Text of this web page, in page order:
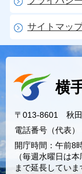
サイトマッ
横
〒013-8601 秋田
電話番号（代表
開庁時間：午前8
（毎週水曜日は
まで延長していま